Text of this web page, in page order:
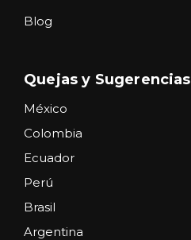
Blog
Quejas y Sugerencias
México
Colombia
Ecuador
Perú
Brasil
Argentina